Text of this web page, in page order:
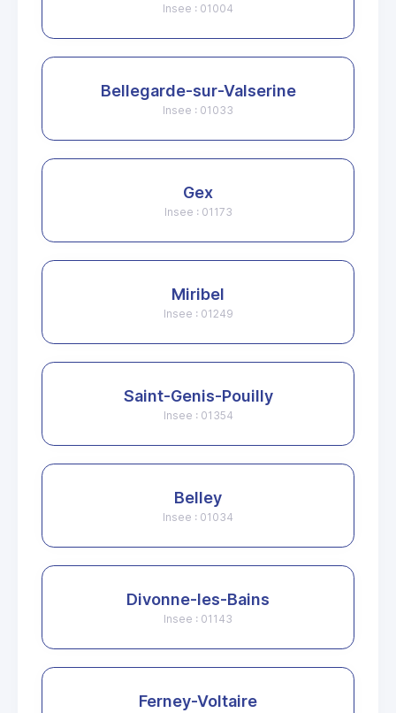
Insee : 01004
Bellegarde-sur-Valserine
Insee : 01033
Gex
Insee : 01173
Miribel
Insee : 01249
Saint-Genis-Pouilly
Insee : 01354
Belley
Insee : 01034
Divonne-les-Bains
Insee : 01143
Ferney-Voltaire